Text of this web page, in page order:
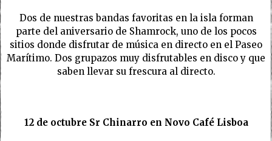
Dos de nuestras bandas favoritas en la isla forman
parte del aniversario de Shamrock, uno de los pocos
sitios donde disfrutar de música en directo en el Paseo
Marítimo. Dos grupazos muy disfrutables en disco y que
saben llevar su frescura al directo.
12 de octubre Sr Chinarro en Novo Café Lisboa